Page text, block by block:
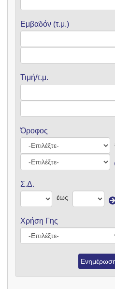
Εμβαδόν (τ.μ.)
Τιμή/τ.μ.
Όροφος
Σ.Δ.
έως
Χρήση Γης